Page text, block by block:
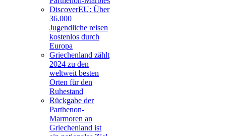
DiscoverEU: Über
36.000
Jugendliche reisen
kostenlos durch
Europa
Griechenland zählt
2024 zu den
weltweit besten
Orten für den
Ruhestand
Rückgabe der
Parthenon-
Marmoren an
Griechenland ist